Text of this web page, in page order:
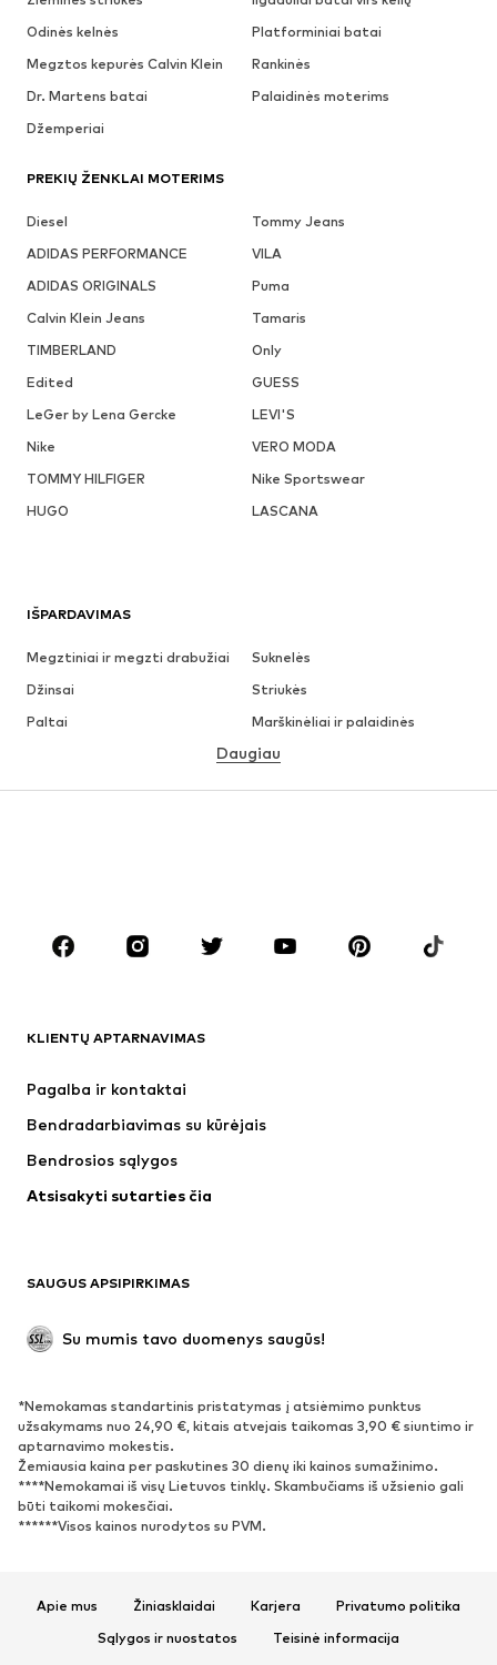
Odinės kelnės
Platforminiai batai
Megztos kepurės Calvin Klein
Rankinės
Dr. Martens batai
Palaidinės moterims
Džemperiai
PREKIŲ ŽENKLAI MOTERIMS
Diesel
Tommy Jeans
ADIDAS PERFORMANCE
VILA
ADIDAS ORIGINALS
Puma
Calvin Klein Jeans
Tamaris
TIMBERLAND
Only
Edited
GUESS
LeGer by Lena Gercke
LEVI'S
Nike
VERO MODA
TOMMY HILFIGER
Nike Sportswear
HUGO
LASCANA
IŠPARDAVIMAS
Megztiniai ir megzti drabužiai
Suknelės
Džinsai
Striukės
Paltai
Marškinėliai ir palaidinės
Apatiniai
Aksesuarai
Premium
Naujienos
Marškinėliai ir palaidinės
Striukės
Megztiniai ir megzti drabužiai
Apatiniai
Paltai
Proginiai
Išskirtiniai
BATAI
Naujienos
Sportbačiai
Aulinukai
Batai su kulniukais
Auliniai batai
Įsispiriami bateliai
Šlepetės
Daugiau
KLIENTŲ APTARNAVIMAS
Pagalba ir kontaktai
Bendradarbiavimas su kūrėjais
Bendrosios sąlygos
Atsisakyti sutarties čia
SAUGUS APSIPIRKIMAS
Su mumis tavo duomenys saugūs!
*Nemokamas standartinis pristatymas į atsiėmimo punktus
užsakymams nuo 24,90 €, kitais atvejais taikomas 3,90 € siuntimo ir
aptarnavimo mokestis.
Žemiausia kaina per paskutines 30 dienų iki kainos sumažinimo.
****Nemokamai iš visų Lietuvos tinklų. Skambučiams iš užsienio gali
būti taikomi mokesčiai.
******Visos kainos nurodytos su PVM.
Apie mus Žiniasklaidai Karjera
Privatumo politika
Sąlygos ir nuostatos
Teisinė informacija